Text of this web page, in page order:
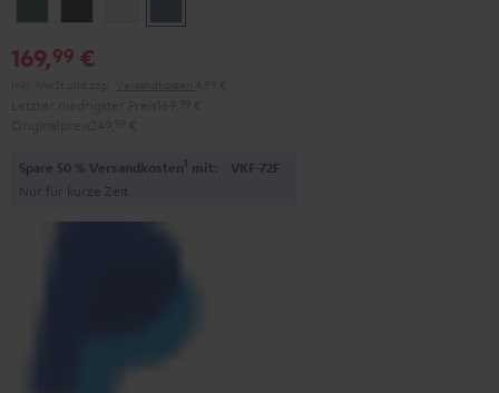
Green
White Blue
169,99 €
Spare 50 % Versandkosten1 mit: VKF-72F
Nur für kurze Zeit